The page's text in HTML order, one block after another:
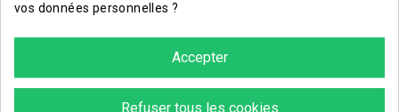
vos données personnelles ?
Accepter
Refuser tous les cookies